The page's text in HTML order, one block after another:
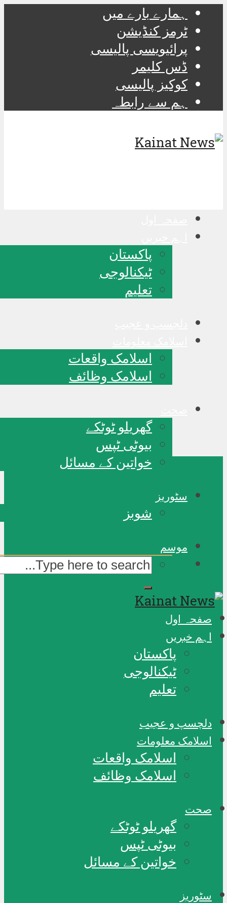
ہمارے بارے میں
ٹرمز کنڈیشن
پرائیویسی پالیسی
ڈس کلیمر
کوکیز پالیسی
ہم سے رابطہ
پاکستان
ٹیکنالوجی
تعلیم
اسلامک واقعات
اسلامک وظائف
گھریلو ٹوٹکے
بیوٹی ٹپس
خواتین کے مسائل
سٹوریز
شوبز
موسم
صفحہ اول
اہم خبریں
پاکستان
ٹیکنالوجی
تعلیم
دلچسپ و عجیب
اسلامک معلومات
اسلامک واقعات
اسلامک وظائف
صحت
گھریلو ٹوٹکے
بیوٹی ٹپس
خواتین کے مسائل
سٹوریز